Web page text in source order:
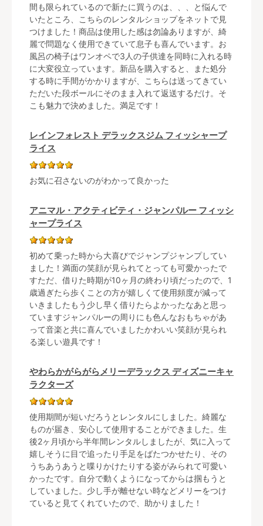
間も限られているので新たに買うのは、、、と悩んで
いたところ、こちらのレンタルショップをネットで見
つけました！商品は使用した感は勿論ありますが、綺
麗で問題なく使用できていて息子も喜んでいます。お
風呂の椅子はワンオペで3人の子供達を同時に入れる時
に大変役立っています。新品を購入すると、また処分
する時に手間がかかりますが、こちらは送ってきてい
ただいた段ボールにそのまま入れて返送するだけ。そ
こも魅力で決めました。満足です！
レインフォレスト デラックスジム フィッシャープ
ライス
お気に召さないのがわかって良かった
アニマル・アクティビティ・ジャンパルー フィッシ
ャープライス
初めて乗った時から大喜びでジャンプジャンプしてい
ました！満面の笑顔が見られてとっても可愛かったで
すただ、借りた時期が10ヶ月の終わり頃だったので、1
歳過ぎたら歩くことの方が嬉しくて使用頻度が減って
いきましたもう少し早く借りたらよかったなあと思っ
ていますジャンパルーの周りにも色んなおもちゃがあ
って音楽と共に喜んでいましたかわいい笑顔が見られ
る楽しい遊具です！
やわらかがらがらメリーデラックス ディズニーキャ
ラクターズ
使用期間が短いだろうとレンタルにしました。綺麗な
ものが届き、安心して使用することができました。生
後2ヶ月頃から半年間レンタルしましたが、気に入って
嬉しそうに目で追ったり手足をばたつかせたり、その
うちあうあうと喋りかけたりする姿がみられて可愛い
かったです。自分で動くようになってからは掴もうと
していました。少し手が離せない時などメリーをつけ
ていると見てくれていたので、助かりました！